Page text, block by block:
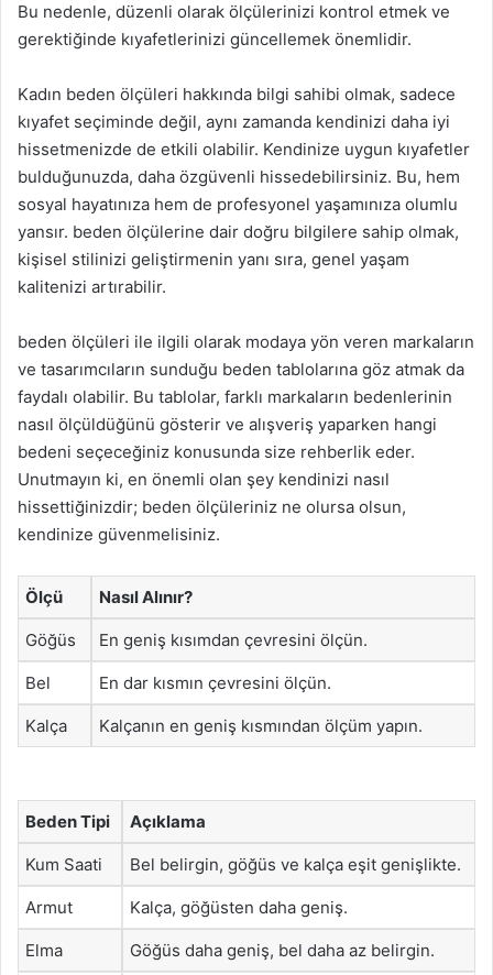
Bu nedenle, düzenli olarak ölçülerinizi kontrol etmek ve
gerektiğinde kıyafetlerinizi güncellemek önemlidir.
Kadın beden ölçüleri hakkında bilgi sahibi olmak, sadece
kıyafet seçiminde değil, aynı zamanda kendinizi daha iyi
hissetmenizde de etkili olabilir. Kendinize uygun kıyafetler
bulduğunuzda, daha özgüvenli hissedebilirsiniz. Bu, hem
sosyal hayatınıza hem de profesyonel yaşamınıza olumlu
yansır. beden ölçülerine dair doğru bilgilere sahip olmak,
kişisel stilinizi geliştirmenin yanı sıra, genel yaşam
kalitenizi artırabilir.
beden ölçüleri ile ilgili olarak modaya yön veren markaların
ve tasarımcıların sunduğu beden tablolarına göz atmak da
faydalı olabilir. Bu tablolar, farklı markaların bedenlerinin
nasıl ölçüldüğünü gösterir ve alışveriş yaparken hangi
bedeni seçeceğiniz konusunda size rehberlik eder.
Unutmayın ki, en önemli olan şey kendinizi nasıl
hissettiğinizdir; beden ölçüleriniz ne olursa olsun,
kendinize güvenmelisiniz.
Ölçü Nasıl Alınır?
Göğüs En geniş kısımdan çevresini ölçün.
Bel En dar kısmın çevresini ölçün.
Kalça Kalçanın en geniş kısmından ölçüm yapın.
Beden Tipi Açıklama
Kum Saati Bel belirgin, göğüs ve kalça eşit genişlikte.
Armut Kalça, göğüsten daha geniş.
Elma Göğüs daha geniş, bel daha az belirgin.